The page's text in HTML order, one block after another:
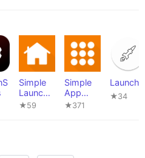
Simple
Launche
r★59
Simple
App
Launche
★371
Launch
★34